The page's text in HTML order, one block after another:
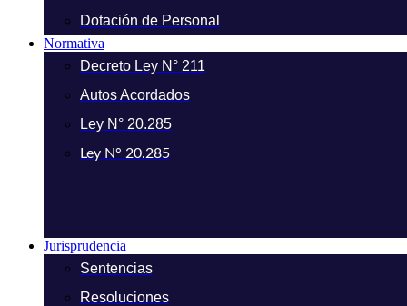
Dotación de Personal
Normativa
Decreto Ley N° 211
Autos Acordados
Ley N° 20.285
Ley N° 20.285
Jurisprudencia
Sentencias
Resoluciones